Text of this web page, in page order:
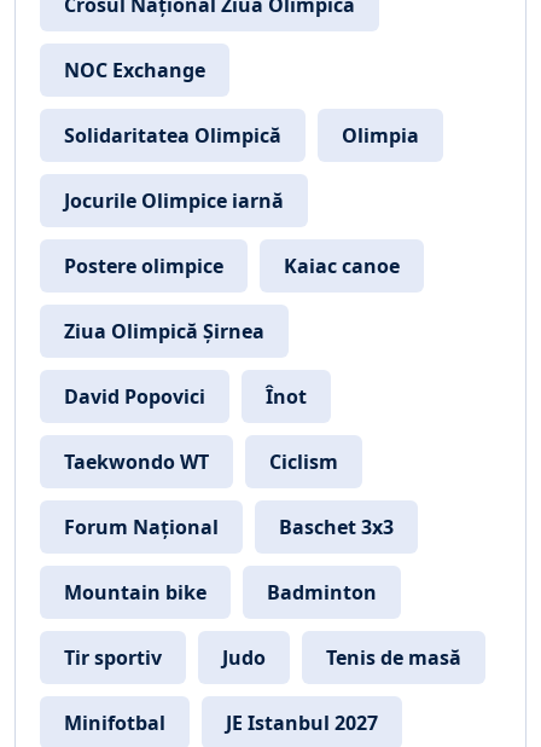
NOC Exchange
Solidaritatea Olimpică Olimpia
Jocurile Olimpice iarnă
Postere olimpice Kaiac canoe
Ziua Olimpică Șirnea
David Popovici Înot
Taekwondo WT Ciclism
Forum Național Baschet 3x3
Mountain bike Badminton
Tir sportiv Judo Tenis de masă
Minifotbal JE Istanbul 2027